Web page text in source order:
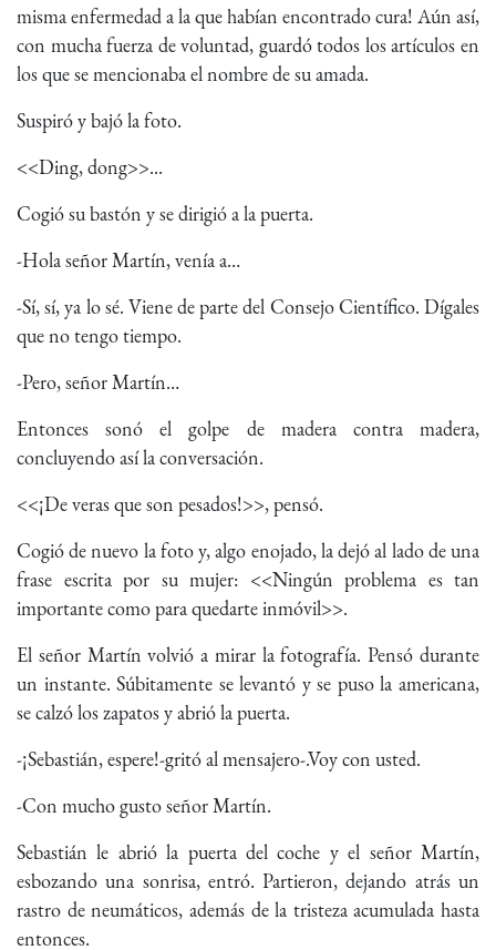
misma enfermedad a la que habían encontrado cura! Aún así,
con mucha fuerza de voluntad, guardó todos los artículos en
los que se mencionaba el nombre de su amada.
Suspiró y bajó la foto.
<<Ding, dong>>...
Cogió su bastón y se dirigió a la puerta.
-Hola señor Martín, venía a…
-Sí, sí, ya lo sé. Viene de parte del Consejo Científico. Dígales
que no tengo tiempo.
-Pero, señor Martín…
Entonces sonó el golpe de madera contra madera,
concluyendo así la conversación.
<<¡De veras que son pesados!>>, pensó.
Cogió de nuevo la foto y, algo enojado, la dejó al lado de una
frase escrita por su mujer: <<Ningún problema es tan
importante como para quedarte inmóvil>>.
El señor Martín volvió a mirar la fotografía. Pensó durante
un instante. Súbitamente se levantó y se puso la americana,
se calzó los zapatos y abrió la puerta.
-¡Sebastián, espere!-gritó al mensajero-.Voy con usted.
-Con mucho gusto señor Martín.
Sebastián le abrió la puerta del coche y el señor Martín,
esbozando una sonrisa, entró. Partieron, dejando atrás un
rastro de neumáticos, además de la tristeza acumulada hasta
entonces.